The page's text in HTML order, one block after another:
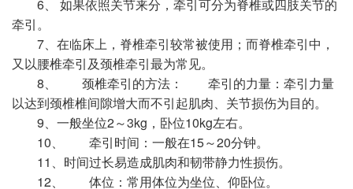
6、 如果依照关节来分，牵引可分为脊椎或四肢关节的
牵引。
7、在临床上，脊椎牵引较常被使用；而脊椎牵引中，
又以腰椎牵引及颈椎牵引最为常见。
8、 颈椎牵引的方法： 牵引的力量：牵引力量
以达到颈椎椎间隙增大而不引起肌肉、关节损伤为目的。
9、一般坐位2～3kg，卧位10kg左右。
10、 牵引时间：一般在15～20分钟。
11、时间过长易造成肌肉和韧带静力性损伤。
12、 体位：常用体位为坐位、仰卧位。